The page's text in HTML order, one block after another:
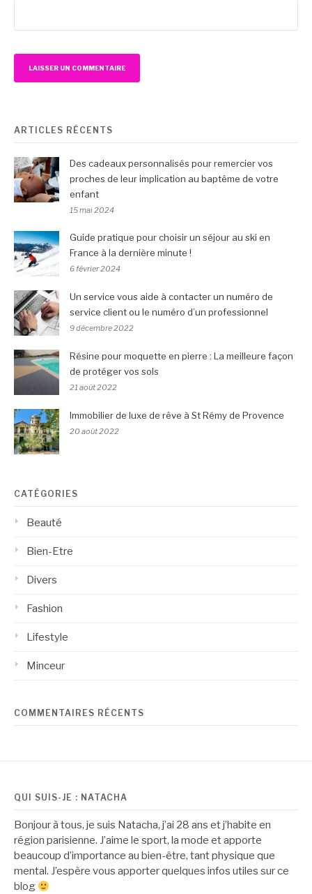
ARTICLES RÉCENTS
Des cadeaux personnalisés pour remercier vos
proches de leur implication au baptême de votre
enfant
15 mai 2024
Guide pratique pour choisir un séjour au ski en
France à la dernière minute !
6 février 2024
Un service vous aide à contacter un numéro de
service client ou le numéro d’un professionnel
9 décembre 2022
Résine pour moquette en pierre : La meilleure façon
de protéger vos sols
21 août 2022
Immobilier de luxe de rêve à St Rémy de Provence
20 août 2022
CATÉGORIES
Beauté
Bien-Etre
Divers
Fashion
Lifestyle
Minceur
COMMENTAIRES RÉCENTS
QUI SUIS-JE : NATACHA
Bonjour à tous, je suis Natacha, j’ai 28 ans et j’habite en
région parisienne. J’aime le sport, la mode et apporte
beaucoup d’importance au bien-être, tant physique que
mental. J’espère vous apporter quelques infos utiles sur ce
blog